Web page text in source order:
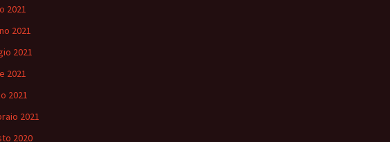
2021
2021
2021
2021
2021
2021
2020